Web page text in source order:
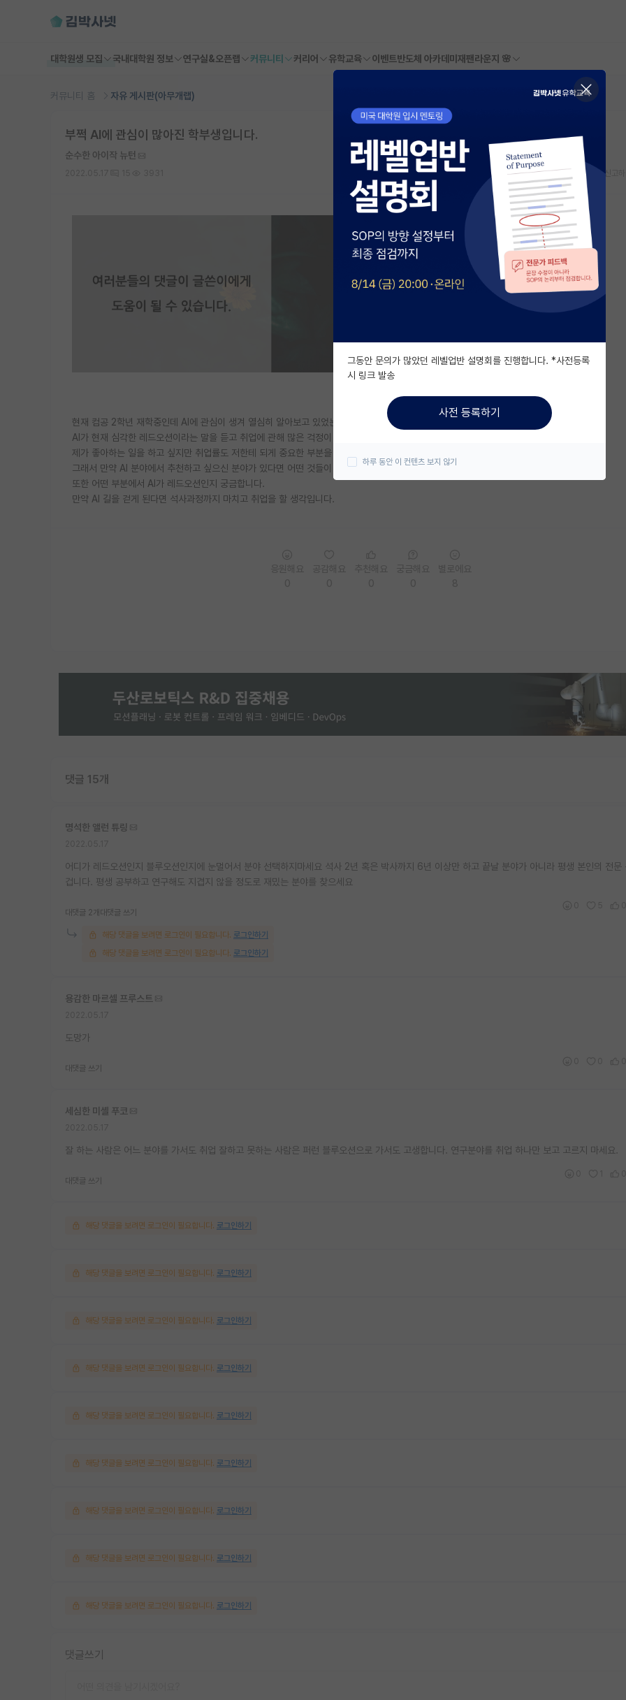
대학원생 모집 국내대학원 정보 연구실&오픈랩 커뮤니티 커리어 유학교육 이벤트반도체 아카데미 재팬라운지 🌸
커뮤니티 홈 자유 게시판(아무개랩)
부쩍 AI에 관심이 많아진 학부생입니다.
순수한 아이작 뉴턴
스크랩 신고
현재 컴공 2학년 재학중인데 AI에 관심이 생겨 열심히 알아보고 있었는데,
AI가 현재 심각한 레드오션이라는 말을 듣고 취업에 관해 많은 걱정이 되었습니다.
제가 좋아하는 일을 하고 싶지만 취업률도 저한테 되게 중요한 부분을 차지하거든요.
그래서 만약 AI 분야에서 추천하고 싶으신 분야가 있다면 어떤 것들이 있는지 알고 싶고
또한 어떤 부분에서 AI가 레드오션인지 궁금합니다.
만약 AI 길을 걷게 된다면 석사과정까지 마치고 취업을 할 생각입니다.
댓글 15개
명석한 앨런 튜링
어디가 레드오션인지 블루오션인지에 눈멀어서 분야 선택하지마세요 석사 2년 혹은 박사까지 6년 이상만 하고 끝날 분야가 아니라 평생 본인의 전문
겁니다. 평생 공부하고 연구해도 지겹지 않을 정도로 재밌는 분야를 찾으세요
대댓글 2개 대댓글 쓰기
해당 댓글을 보려면 로그인이 필요합니다. 로그인하기
해당 댓글을 보려면 로그인이 필요합니다. 로그인하기
용감한 마르셀 프루스트
도망가
대댓글 쓰기
세심한 미셸 푸코
잘 하는 사람은 어느 분야를 가서도 취업 잘하고 못하는 사람은 퍼런 블루오션으로 가서도 고생합니다. 연구분야를 취업 하나만 보고 고르지 마세요.
대댓글 쓰기
해당 댓글을 보려면 로그인이 필요합니다. 로그인하기
해당 댓글을 보려면 로그인이 필요합니다. 로그인하기
해당 댓글을 보려면 로그인이 필요합니다. 로그인하기
해당 댓글을 보려면 로그인이 필요합니다. 로그인하기
해당 댓글을 보려면 로그인이 필요합니다. 로그인하기
해당 댓글을 보려면 로그인이 필요합니다. 로그인하기
해당 댓글을 보려면 로그인이 필요합니다. 로그인하기
해당 댓글을 보려면 로그인이 필요합니다. 로그인하기
해당 댓글을 보려면 로그인이 필요합니다. 로그인하기
댓글쓰기
그동안 문의가 많았던 레벨업반 설명회를 진행합니다. *사전등록
시 링크 발송
사전 등록하기
하루 동안 이 컨텐츠 보지 않기